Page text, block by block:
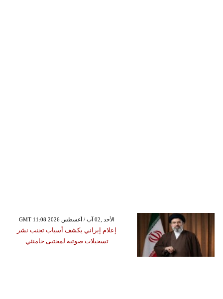
GMT 11:08 2026 الأحد ,02 آب / أغسطس
إعلام إيراني يكشف أسباب تجنب نشر
تسجيلات صوتية لمجتبى خامنئي